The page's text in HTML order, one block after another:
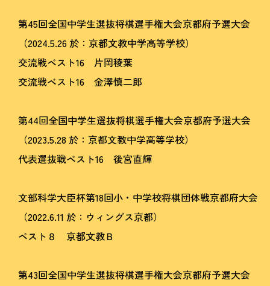
第45回全国中学生選抜将棋選手権大会京都府予選大会
（2024.5.26 於：京都文教中学高等学校）
交流戦ベスト16 片岡稜葉
交流戦ベスト16 金澤慎二郎
第44回全国中学生選抜将棋選手権大会京都府予選大会
（2023.5.28 於：京都文教中学高等学校）
代表選抜戦ベスト16 後宮直輝
文部科学大臣杯第18回小・中学校将棋団体戦京都府大会
（2022.6.11 於：ウィングス京都）
ベスト８ 京都文教Ｂ
第43回全国中学生選抜将棋選手権大会京都府予選大会